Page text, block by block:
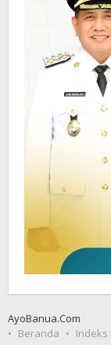
AyoBanua.Com
Beranda
Indeks